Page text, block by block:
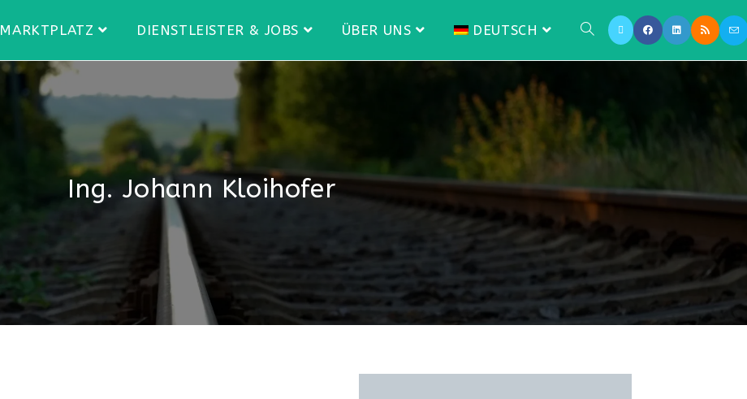
MARKTPLATZ DIENSTLEISTER & JOBS ÜBER UNS DEUTSCH
Ing. Johann Kloihofer